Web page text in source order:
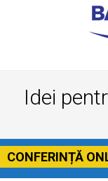
Idei
CONFERINȚĂ